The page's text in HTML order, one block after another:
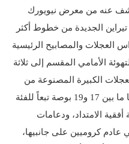
عنه من معرض نيويورك
تيراين الجديدة من خطوط أكثر
العجلات والمصابيح الرئيسية
الأمامي المقسم إلى ثلاثة
الكبيرة المصنوعة من
خلائط الألمنيوم التي تتراوح قياساتها ما بين 17 و19 بوصة تبعاً للفئة
الامتداد، ودعامات
عادم كروميين على جانبيها،